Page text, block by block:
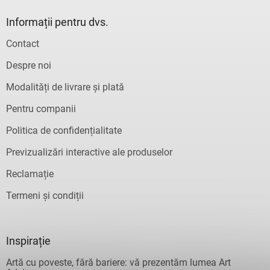
Informații pentru dvs.
Contact
Despre noi
Modalități de livrare și plată
Pentru companii
Politica de confidențialitate
Previzualizări interactive ale produselor
Reclamație
Termeni și condiții
Inspirație
Artă cu poveste, fără bariere: vă prezentăm lumea Art